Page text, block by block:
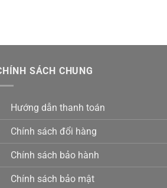
SÁCH CHUNG
Hướng dẫn thanh toán
Chính sách đổi hàng
Chính sách bảo hành
Chính sách bảo mật